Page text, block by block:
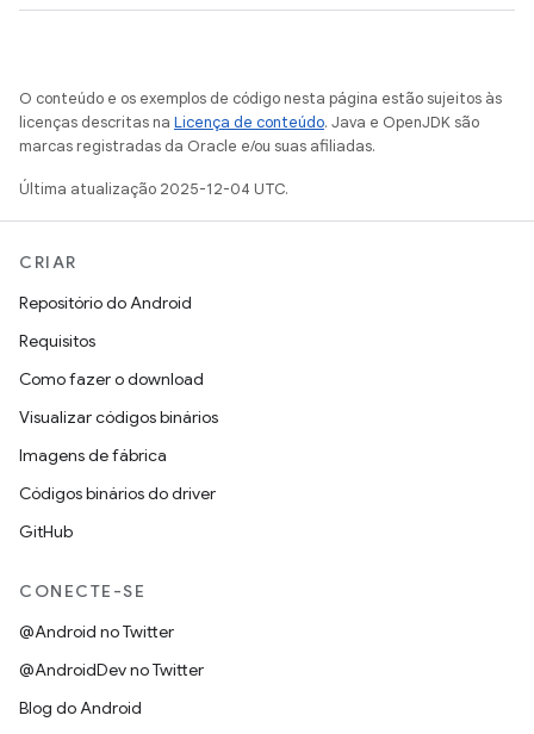
O conteúdo e os exemplos de código nesta página estão sujeitos às
licenças descritas na Licença de conteúdo. Java e OpenJDK são
marcas registradas da Oracle e/ou suas afiliadas.
Última atualização 2025-12-04 UTC.
CRIAR
Repositório do Android
Requisitos
Como fazer o download
Visualizar códigos binários
Imagens de fábrica
Códigos binários do driver
GitHub
CONECTE-SE
@Android no Twitter
@AndroidDev no Twitter
Blog do Android